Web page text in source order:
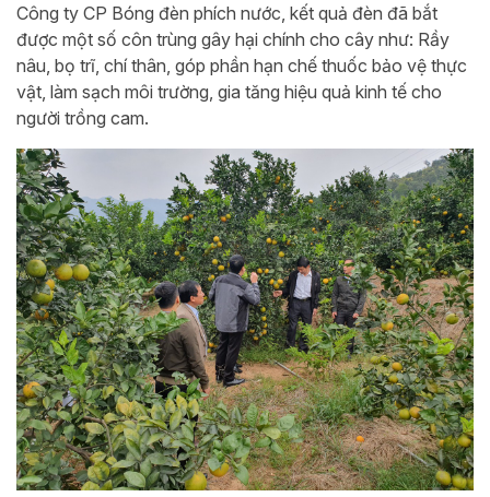
Công ty CP Bóng đèn phích nước, kết quả đèn đã bắt
được một số côn trùng gây hại chính cho cây như: Rầy
nâu, bọ trĩ, chí thân, góp phần hạn chế thuốc bảo vệ thực
vật, làm sạch môi trường, gia tăng hiệu quả kinh tế cho
người trồng cam.